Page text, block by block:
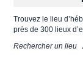
Trouvez le lieu
près de 300 lieux
Rechercher un lieu